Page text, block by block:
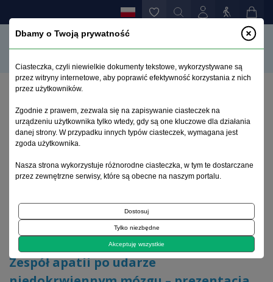
Zespół apatii po udarze niedokrwiennym mózgu –
prezentacja przypadku i przegląd piśmiennictwa
Archiwum 1992–2014
2011, tom 20, zeszyt 4
Artykuł kazuistyczny
Zespół apatii po udarze
Dbamy o Twoją prywatność
Ciasteczka, czyli niewielkie dokumenty tekstowe, wykorzystywane są
przez witryny internetowe, aby poprawić efektywność korzystania z nich
przez użytkowników.
Zgodnie z prawem, zezwala się na zapisywanie ciasteczek na
urządzeniu użytkownika tylko wtedy, gdy są one kluczowe dla działania
danej strony. W przypadku innych typów ciasteczek, wymagana jest
zgoda użytkownika.
Nasza strona wykorzystuje różnorodne ciasteczka, w tym te dostarczane
przez zewnętrzne serwisy, które są obecne na naszym portalu.
Dostosuj
Tylko niezbędne
Akceptuję wszystkie